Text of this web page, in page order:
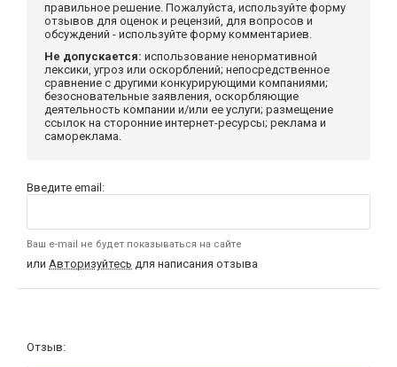
правильное решение. Пожалуйста, используйте форму
отзывов для оценок и рецензий, для вопросов и
обсуждений - используйте форму комментариев.
Не допускается: использование ненормативной
лексики, угроз или оскорблений; непосредственное
сравнение с другими конкурирующими компаниями;
безосновательные заявления, оскорбляющие
деятельность компании и/или ее услуги; размещение
ссылок на сторонние интернет-ресурсы; реклама и
самореклама.
Введите email:
Ваш e-mail не будет показываться на сайте
или Авторизуйтесь для написания отзыва
Отзыв: